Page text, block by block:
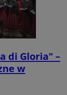
di Gloria" –
w